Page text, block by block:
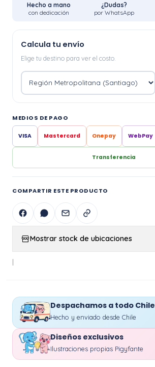
Hecho a mano
con dedicación
¿Dudas?
por WhatsApp
Calcula tu envío
Elige tu destino para ver el costo.
MEDIOS DE PAGO
VISA Mastercard Onepay WebPay
Transferencia
COMPARTIR ESTE PRODUCTO
Mostrar stock de ubicaciones
|
Despachamos a todo Chile
Hecho y enviado desde Chile
Diseños exclusivos
Ilustraciones propias Pigyfante